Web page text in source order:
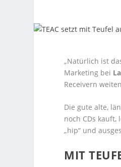
„Natürlich ist
Marketing bei
Receivern
Die gute alte,
noch CDs
„hip“ und
MIT